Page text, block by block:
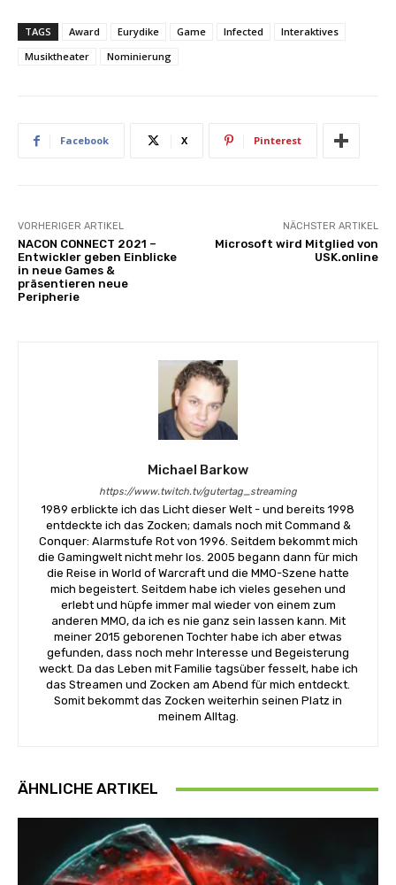
TAGS Award Eurydike Game Infected
Interaktives
Musiktheater
Nominierung
Facebook X Pinterest
VORHERIGER ARTIKEL
NACON CONNECT 2021 –
Entwickler geben Einblicke
in neue Games &
präsentieren neue
Peripherie
NÄCHSTER ARTIKEL
Microsoft wird Mitglied von
USK.online
Michael Barkow
https://www.twitch.tv/gutertag_streaming
1989 erblickte ich das Licht dieser Welt - und bereits 1998
entdeckte ich das Zocken; damals noch mit Command &
Conquer: Alarmstufe Rot von 1996. Seitdem bekommt mich
die Gamingwelt nicht mehr los. 2005 begann dann für mich
die Reise in World of Warcraft und die MMO-Szene hatte
mich begeistert. Seitdem habe ich vieles gesehen und
erlebt und hüpfe immer mal wieder von einem zum
anderen MMO, da ich es nie ganz sein lassen kann. Mit
meiner 2015 geborenen Tochter habe ich aber etwas
gefunden, dass noch mehr Interesse und Begeisterung
weckt. Da das Leben mit Familie tagsüber fesselt, habe ich
das Streamen und Zocken am Abend für mich entdeckt.
Somit bekommt das Zocken weiterhin seinen Platz in
meinem Alltag.
ÄHNLICHE ARTIKEL